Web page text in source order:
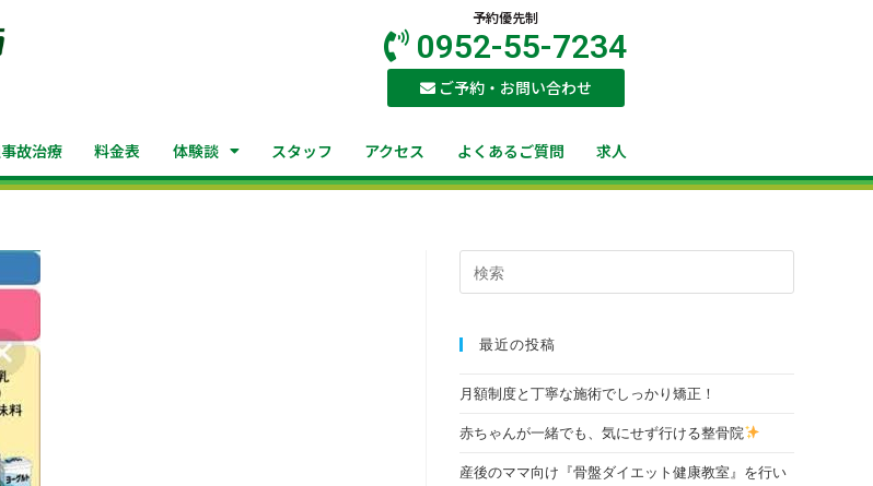
予約優先制
0952-55-7234
ご予約・お問い合わせ
故治療 料金表 体験談 スタッフ アクセス よくあるご質問 求人
最近の投稿
月額制度と丁寧な施術でしっかり矯正！
赤ちゃんが一緒でも、気にせず行ける整骨院
産後のママ向け『骨盤ダイエット健康教室』を行い